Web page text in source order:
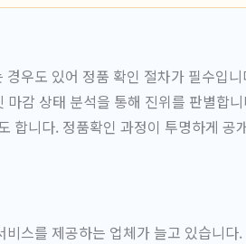
우도 있어 정품 확인 절차가 필수입
감 상태 분석을 통해 진위를 판별합
합니다. 정품확인 과정이 투명하게 공
스를 제공하는 업체가 늘고 있습니다